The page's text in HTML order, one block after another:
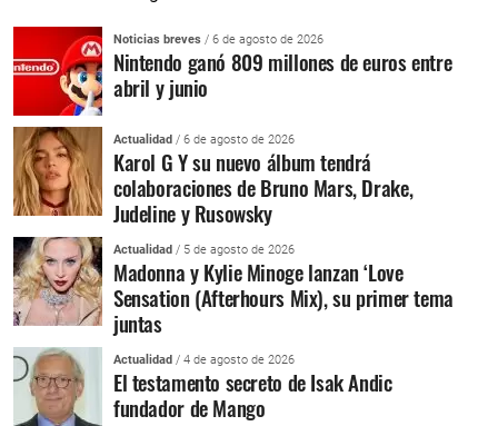
Noticias breves / 6 de agosto de 2026
Nintendo ganó 809 millones de euros entre
abril y junio
Actualidad / 6 de agosto de 2026
Karol G Y su nuevo álbum tendrá
colaboraciones de Bruno Mars, Drake,
Judeline y Rusowsky
Actualidad / 5 de agosto de 2026
Madonna y Kylie Minoge lanzan ‘Love
Sensation (Afterhours Mix), su primer tema
juntas
Actualidad / 4 de agosto de 2026
El testamento secreto de Isak Andic
fundador de Mango